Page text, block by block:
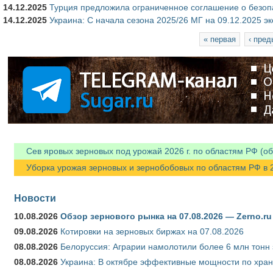
14.12.2025 Турция предложила ограниченное соглашение о
14.12.2025 Украина: С начала сезона 2025/26 МГ на 09.12.2025
« первая ‹
Сев яровых зерновых под урожай 2026 г. по областям РФ
Уборка урожая зерновых и зернобобовых по областям РФ в
Новости
10.08.2026 Обзор зернового рынка на 07.08.2026 — Zerno.ru
09.08.2026 Котировки на зерновых биржах на 07.08.2026
08.08.2026 Белоруссия: Аграрии намолотили более 6 млн тонн
08.08.2026 Украина: В октябре эффективные мощности по